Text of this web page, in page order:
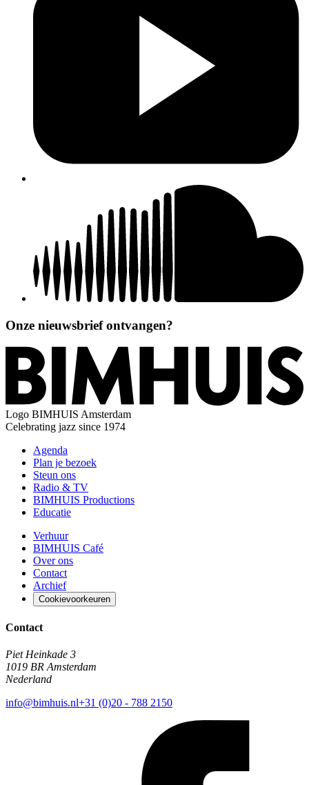
Onze nieuwsbrief ontvangen?
Logo BIMHUIS Amsterdam
Celebrating jazz since 1974
Agenda
Plan je bezoek
Steun ons
Radio & TV
BIMHUIS Productions
Educatie
Verhuur
BIMHUIS Café
Over ons
Contact
Archief
Cookievoorkeuren
Contact
Piet Heinkade 3
1019 BR Amsterdam
Nederland
info@bimhuis.nl+31 (0)20 - 788 2150